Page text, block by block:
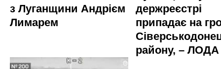
з Луганщини Андрієм
Лимарем
держреєстрі
припадає на
району, – ЛОДА